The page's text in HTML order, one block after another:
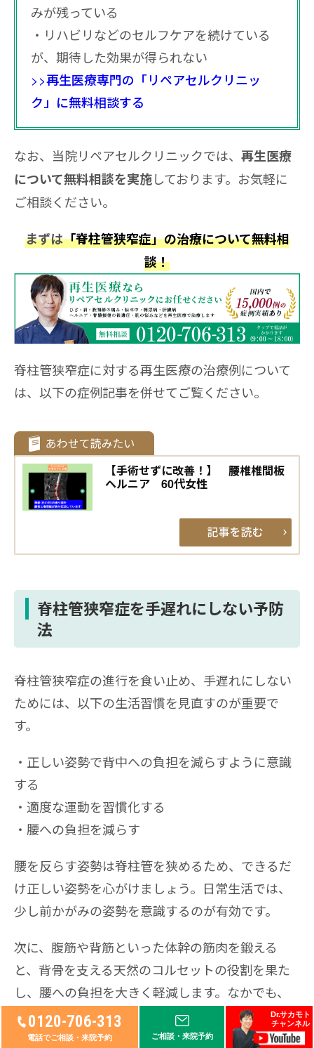
0120-706-313
電話でご相談・来院予約 ご相談・来院予約
Dr.サカモト
チャンネル
みが残っている
リハビリなどのセルフケアを続けている
が、期待した効果が得られない
>>再生医療専門の「リペアセルクリニッ
ク」に無料相談する
なお、当院リペアセルクリニックでは、 再生医療
について無料相談を実施しております。お気軽に
ご相談ください。
まずは「脊柱管狭窄症」の治療について無料相
談！
脊柱管狭窄症に対する再生医療の治療例について
は、以下の症例記事を併せてご覧ください。
【手術せずに改善！】 腰椎椎間板
ヘルニア 60代女性
脊柱管狭窄症を手遅れにしない予防
法
脊柱管狭窄症の進行を食い止め、手遅れにしない
ためには、以下の生活習慣を見直すのが重要で
す。
正しい姿勢で背中への負担を減らすように意識
する
適度な運動を習慣化する
腰への負担を減らす
腰を反らす姿勢は脊柱管を狭めるため、できるだ
け正しい姿勢を心がけましょう。日常生活では、
少し前かがみの姿勢を意識するのが有効です。
次に、腹筋や背筋といった体幹の筋肉を鍛える
と、背骨を支える天然のコルセットの役割を果た
し、腰への負担を大きく軽減します。なかでも、
ウォーキングや水泳など、腰に負担をかけずにで
きる運動がおすすめ
です。